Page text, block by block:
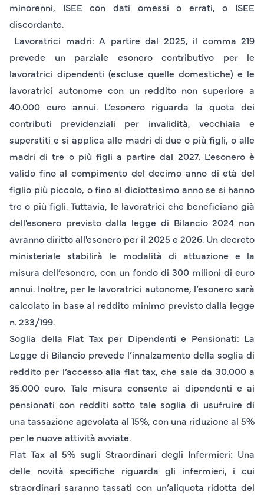
minorenni, ISEE con dati omessi o errati, o ISEE
discordante.
Lavoratrici madri: A partire dal 2025, il comma 219
prevede un parziale esonero contributivo per le
lavoratrici dipendenti (escluse quelle domestiche) e le
lavoratrici autonome con un reddito non superiore a
40.000 euro annui. L’esonero riguarda la quota dei
contributi previdenziali per invalidità, vecchiaia e
superstiti e si applica alle madri di due o più figli, o alle
madri di tre o più figli a partire dal 2027. L’esonero è
valido fino al compimento del decimo anno di età del
figlio più piccolo, o fino al diciottesimo anno se si hanno
tre o più figli. Tuttavia, le lavoratrici che beneficiano già
dell'esonero previsto dalla legge di Bilancio 2024 non
avranno diritto all'esonero per il 2025 e 2026. Un decreto
ministeriale stabilirà le modalità di attuazione e la
misura dell’esonero, con un fondo di 300 milioni di euro
annui. Inoltre, per le lavoratrici autonome, l’esonero sarà
calcolato in base al reddito minimo previsto dalla legge
n. 233/199.
Soglia della Flat Tax per Dipendenti e Pensionati: La
Legge di Bilancio prevede l’innalzamento della soglia di
reddito per l’accesso alla flat tax, che sale da 30.000 a
35.000 euro. Tale misura consente ai dipendenti e ai
pensionati con redditi sotto tale soglia di usufruire di
una tassazione agevolata al 15%, con una riduzione al 5%
per le nuove attività avviate.
Flat Tax al 5% sugli Straordinari degli Infermieri: Una
delle novità specifiche riguarda gli infermieri, i cui
straordinari saranno tassati con un’aliquota ridotta del